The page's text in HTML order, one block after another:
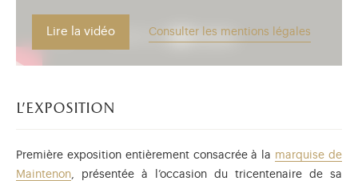
Lire la vidéo Consulter les mentions légales
l'exposition
Première exposition entièrement consacrée à la marquise de
Maintenon , présentée à l’occasion du tricentenaire de sa